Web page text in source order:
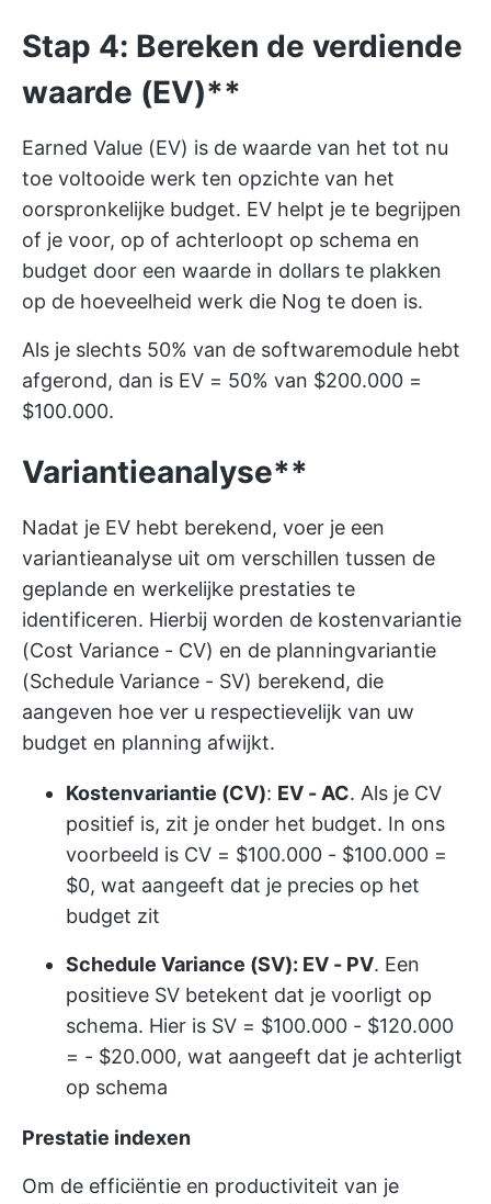
Stap 4: Bereken de verdiende
waarde (EV)**
Earned Value (EV) is de waarde van het tot nu
toe voltooide werk ten opzichte van het
oorspronkelijke budget. EV helpt je te begrijpen
of je voor, op of achterloopt op schema en
budget door een waarde in dollars te plakken
op de hoeveelheid werk die Nog te doen is.
Als je slechts 50% van de softwaremodule hebt
afgerond, dan is EV = 50% van $200.000 =
$100.000.
Variantieanalyse**
Nadat je EV hebt berekend, voer je een
variantieanalyse uit om verschillen tussen de
geplande en werkelijke prestaties te
identificeren. Hierbij worden de kostenvariantie
(Cost Variance - CV) en de planningvariantie
(Schedule Variance - SV) berekend, die
aangeven hoe ver u respectievelijk van uw
budget en planning afwijkt.
Kostenvariantie (CV): EV - AC. Als je CV
positief is, zit je onder het budget. In ons
voorbeeld is CV = $100.000 - $100.000 =
$0, wat aangeeft dat je precies op het
budget zit
Schedule Variance (SV): EV - PV. Een
positieve SV betekent dat je voorligt op
schema. Hier is SV = $100.000 - $120.000
= - $20.000, wat aangeeft dat je achterligt
op schema
Prestatie indexen
Om de efficiëntie en productiviteit van je